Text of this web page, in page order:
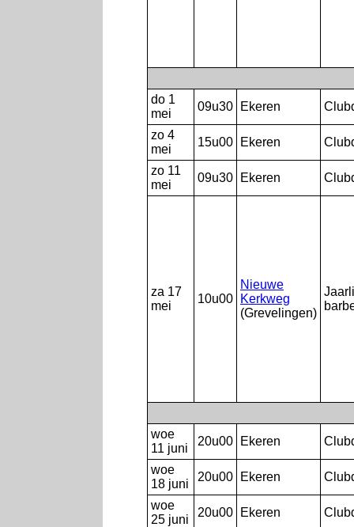
do 1
mei
09u30 Ekeren
zo 4
mei
15u00 Ekeren
zo 11
mei
09u30 Ekeren
za 17
mei
10u00
Nieuwe
Kerkweg
(Grevelingen)
woe
11 juni
20u00 Ekeren
woe
18 juni
20u00 Ekeren
woe
25 juni
20u00 Ekeren